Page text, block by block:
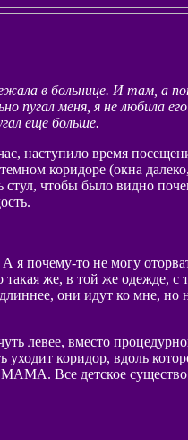
в больнице. И там, а
пугал меня, я не любила
еще больше.
наступило время
коридоре (окна
стул, чтобы было видно
я почему-то не могу
такая же, в той же
они идут ко мне,
левее, вместо
уходит коридор, вдоль
МАМА. Все детское